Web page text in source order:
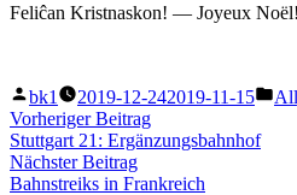
Feliĉan Kristnaskon! — Joyeux
Veröffentlicht
von
bk1 2019-12-242019-11-15
Beitragsnavigation
Vorheriger BeitragVorheriger
Beitrag:
Stuttgart 21: Ergänzungsbahnhof
Nächster BeitragNächster
Beitrag:
Bahnstreiks in Frankreich